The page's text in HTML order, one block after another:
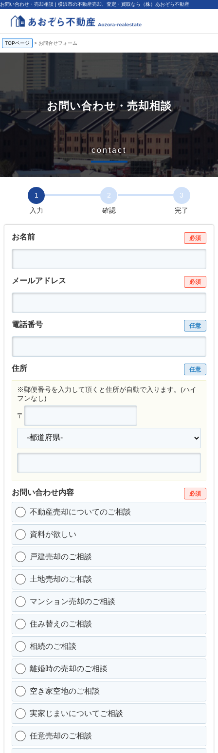
お問い合わせ・売却相談 | 横浜市の不動産売却、査定・買取なら（株）あおぞら不動産
TOPページ > お問合せフォーム
お問い合わせ・売却相談
contact
1
入力
2
確認
3
完了
お名前 必須
メールアドレス 必須
電話番号 任意
住所 任意
※郵便番号を入力して頂くと住所が自動で入ります。(ハイ
フンなし)
〒
お問い合わせ内容 必須
不動産売却についてのご相談
資料が欲しい
戸建売却のご相談
土地売却のご相談
マンション売却のご相談
住み替えのご相談
相続のご相談
離婚時の売却のご相談
空き家空地のご相談
実家じまいについてご相談
任意売却のご相談